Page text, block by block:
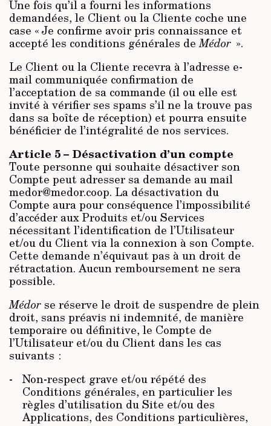
Une fois qu’il a fourni les informations
demandées, le Client ou la Cliente coche une
case « Je confirme avoir pris connaissance et
accepté les conditions générales deMédor ».
Le Client ou la Cliente recevra à l’adresse e-
mail communiquée confirmation de
l’acceptation de sa commande (il ou elle est
invité à vérifier ses spams s’il ne la trouve pas
dans sa boîte de réception) et pourra ensuite
bénéficier de l’intégralité de nos services.
Article 5 – Désactivation d’un compte
Toute personne qui souhaite désactiver son
Compte peut adresser sa demande au mail
medor@medor.coop. La désactivation du
Compte aura pour conséquence l’impossibilité
d’accéder aux Produits et/ou Services
nécessitant l’identification de l’Utilisateur
et/ou du Client via la connexion à son Compte.
Cette demande n’équivaut pas à un droit de
rétractation. Aucun remboursement ne sera
possible.
Médor se réserve le droit de suspendre de plein
droit, sans préavis ni indemnité, de manière
temporaire ou définitive, le Compte de
l’Utilisateur et/ou du Client dans les cas
suivants :
Non-respect grave et/ou répété des
Conditions générales, en particulier les
règles d’utilisation du Site et/ou des
Applications, des Conditions particulières,